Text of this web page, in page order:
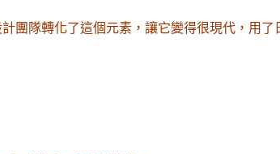
團隊轉化了這個元素，讓它變得很現代，用